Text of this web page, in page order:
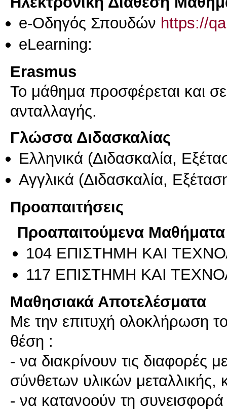
e-Οδηγός Σπουδών https://
eLearning:
Erasmus
Το μάθημα προσφέρεται και
ανταλλαγής.
Γλώσσα Διδασκαλίας
Ελληνικά (Διδασκαλία,
Αγγλικά (Διδασκαλία,
Προαπαιτήσεις
Προαπαιτούμενα Μαθήματα
104 ΕΠΙΣΤΗΜΗ ΚΑΙ
117 ΕΠΙΣΤΗΜΗ ΚΑΙ
Μαθησιακά Αποτελέσματα
Με την επιτυχή ολοκλήρωση
θέση :
- να διακρίνουν τις διαφορές
σύνθετων υλικών μεταλλικής,
- να κατανοούν τη συνεισφορά